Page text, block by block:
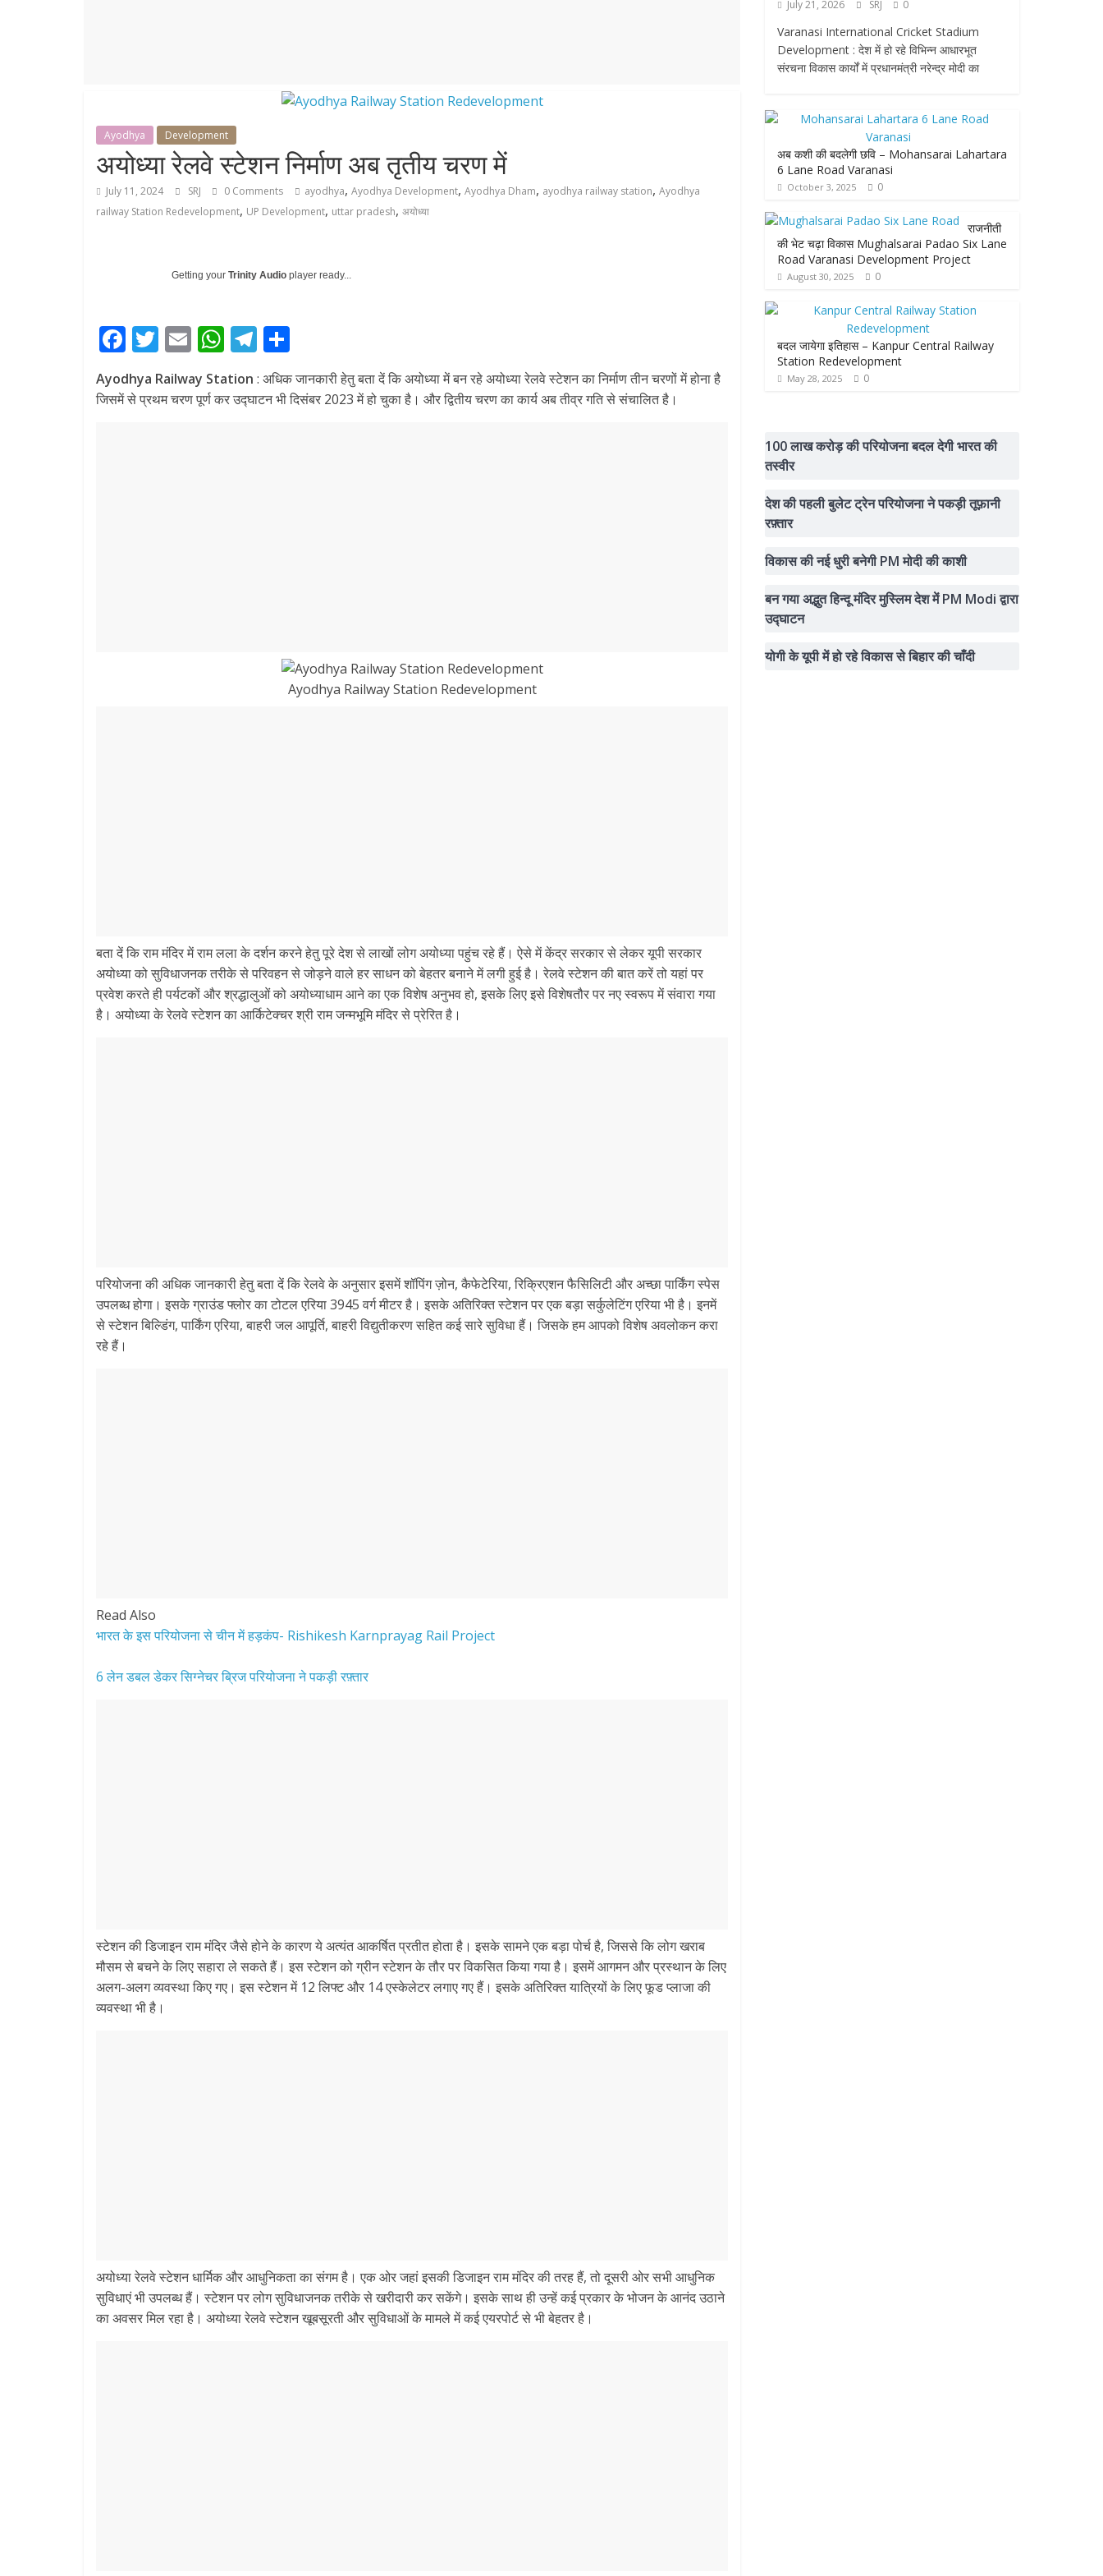
Ayodhya Development
अयोध्या रेलवे स्टेशन निर्माण अब तृतीय चरण में
July 11, 2024 SRJ 0 Comments ayodhya, Ayodhya Development, Ayodhya Dham, ayodhya railway station, Ayodhya
railway Station Redevelopment, UP Development, uttar pradesh, अयोध्या
Getting your Trinity Audio player ready...
F
ac
e
T
w
itt
E
m
ai
W
h
at
T
el
e ar
Ayodhya Railway Station : अधिक जानकारी हेतु बता दें कि अयोध्या में बन रहे अयोध्या रेलवे स्टेशन का निर्माण तीन चरणों में होना है
जिसमें से प्रथम चरण पूर्ण कर उद्घाटन भी दिसंबर 2023 में हो चुका है। और द्वितीय चरण का कार्य अब तीव्र गति से संचालित है।
Ayodhya Railway Station Redevelopment
बता दें कि राम मंदिर में राम लला के दर्शन करने हेतु पूरे देश से लाखों लोग अयोध्या पहुंच रहे हैं। ऐसे में केंद्र सरकार से लेकर यूपी सरकार
अयोध्या को सुविधाजनक तरीके से परिवहन से जोड़ने वाले हर साधन को बेहतर बनाने में लगी हुई है। रेलवे स्टेशन की बात करें तो यहां पर
प्रवेश करते ही पर्यटकों और श्रद्धालुओं को अयोध्याधाम आने का एक विशेष अनुभव हो, इसके लिए इसे विशेषतौर पर नए स्वरूप में संवारा गया
है। अयोध्या के रेलवे स्टेशन का आर्किटेक्चर श्री राम जन्मभूमि मंदिर से प्रेरित है।
परियोजना की अधिक जानकारी हेतु बता दें कि रेलवे के अनुसार इसमें शॉपिंग ज़ोन, कैफेटेरिया, रिक्रिएशन फैसिलिटी और अच्छा पार्किंग स्पेस
उपलब्ध होगा। इसके ग्राउंड फ्लोर का टोटल एरिया 3945 वर्ग मीटर है। इसके अतिरिक्त स्टेशन पर एक बड़ा सर्कुलेटिंग एरिया भी है। इनमें
से स्टेशन बिल्डिंग, पार्किंग एरिया, बाहरी जल आपूर्ति, बाहरी विद्युतीकरण सहित कई सारे सुविधा हैं। जिसके हम आपको विशेष अवलोकन करा
रहे हैं।
Read Also
भारत के इस परियोजना से चीन में हड़कंप- Rishikesh Karnprayag Rail Project
6 लेन डबल डेकर सिग्नेचर ब्रिज परियोजना ने पकड़ी रफ़्तार
स्टेशन की डिजाइन राम मंदिर जैसे होने के कारण ये अत्यंत आकर्षित प्रतीत होता है। इसके सामने एक बड़ा पोर्च है, जिससे कि लोग खराब
मौसम से बचने के लिए सहारा ले सकते हैं। इस स्टेशन को ग्रीन स्टेशन के तौर पर विकसित किया गया है। इसमें आगमन और प्रस्थान के लिए
अलग-अलग व्यवस्था किए गए। इस स्टेशन में 12 लिफ्ट और 14 एस्केलेटर लगाए गए हैं। इसके अतिरिक्त यात्रियों के लिए फूड प्लाजा की
व्यवस्था भी है।
अयोध्या रेलवे स्टेशन धार्मिक और आधुनिकता का संगम है। एक ओर जहां इसकी डिजाइन राम मंदिर की तरह हैं, तो दूसरी ओर सभी आधुनिक
सुविधाएं भी उपलब्ध हैं। स्टेशन पर लोग सुविधाजनक तरीके से खरीदारी कर सकेंगे। इसके साथ ही उन्हें कई प्रकार के भोजन के आनंद उठाने
का अवसर मिल रहा है। अयोध्या रेलवे स्टेशन खूबसूरती और सुविधाओं के मामले में कई एयरपोर्ट से भी बेहतर है।
July 21, 2026 SRJ 0
Varanasi International Cricket Stadium
Development : देश में हो रहे विभिन्न आधारभूत
संरचना विकास कार्यों में प्रधानमंत्री नरेन्द्र मोदी का
अब कशी की बदलेगी छवि – Mohansarai Lahartara
6 Lane Road Varanasi
October 3, 2025 0
राजनीती
की भेट चढ़ा विकास Mughalsarai Padao Six Lane
Road Varanasi Development Project
August 30, 2025 0
बदल जायेगा इतिहास – Kanpur Central Railway
Station Redevelopment
May 28, 2025 0
100 लाख करोड़ की परियोजना बदल देगी भारत की
तस्वीर
देश की पहली बुलेट ट्रेन परियोजना ने पकड़ी तूफ़ानी
रफ़्तार
विकास की नई धुरी बनेगी PM मोदी की काशी
बन गया अद्भुत हिन्दू मंदिर मुस्लिम देश में PM Modi द्वारा
उद्घाटन
योगी के यूपी में हो रहे विकास से बिहार की चाँदी